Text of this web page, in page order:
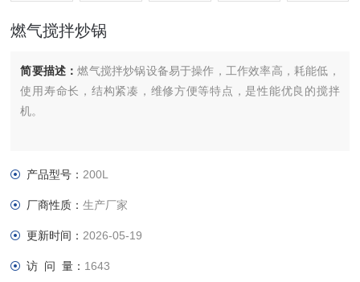
燃气搅拌炒锅
简要描述：燃气搅拌炒锅设备易于操作，工作效率高，耗能低，
使用寿命长，结构紧凑，维修方便等特点，是性能优良的搅拌
机。
产品型号： 200L
厂商性质：生产厂家
更新时间： 2026-05-19
访 问 量： 1643